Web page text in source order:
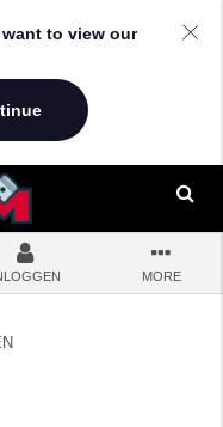
to view our
MORE